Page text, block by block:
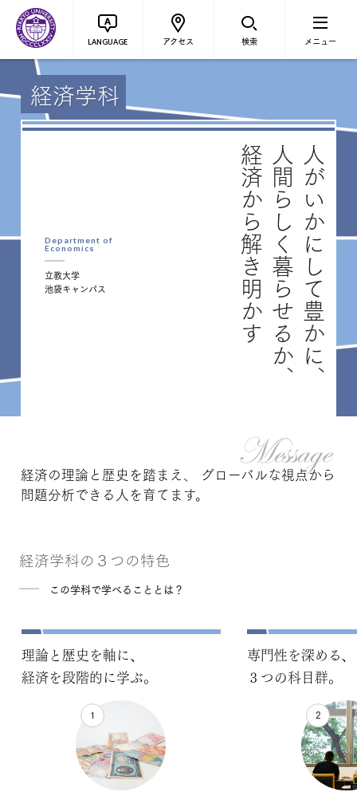
LANGUAGE アクセス 検索 メニュー
経済学科
人がいかにして豊かに、
人間らしく暮らせるか、
経済から解き明かす
Department of
Economics
立教大学
池袋キャンパス
経済の理論と歴史を踏まえ、
グローバルな視点から
問題分析できる人を育てます。
経済学科の３つの特色
この学科で学べることとは？
理論と歴史を軸に、
経済を段階的に学ぶ。
1
専門性を深める、
３つの科目群。
2